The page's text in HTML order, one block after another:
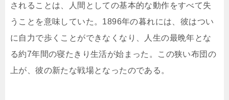
されることは、人間としての基本的な動作をすべて失
うことを意味していた。1896年の暮れには、彼はつい
に自力で歩くことができなくなり、人生の最晩年とな
る約7年間の寝たきり生活が始まった。この狭い布団の
上が、彼の新たな戦場となったのである。